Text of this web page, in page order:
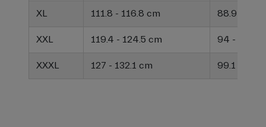
XL 111.8 - 116.8 cm 88.9 - 94
XXL 119.4 - 124.5 cm 94 - 99.1
XXXL 127 - 132.1 cm 99.1 -